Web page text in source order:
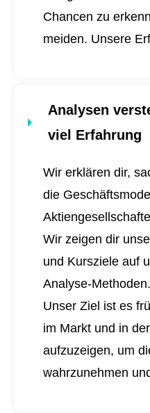
Chancen zu
meiden. Unsere
Analysen
viel Erfahrung
Wir erklären dir,
die
Wir zeigen dir
und Kursziele auf
Analyse-Methoden.
Unser Ziel ist es
im Markt und in
aufzuzeigen, um
wahrzunehmen